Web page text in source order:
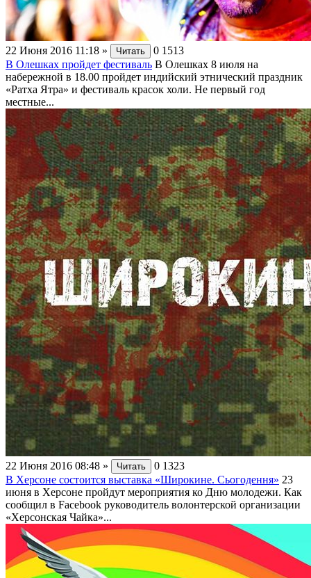
22 Июня 2016 11:18 » Читать 0 1513
В Олешках пройдет фестиваль В Олешках 8 июля на
набережной в 18.00 пройдет индийский этнический праздник
«Ратха Ятра» и фестиваль красок холи. Не первый год
местные...
22 Июня 2016 08:48 » Читать 0 1323
В Херсоне состоится выставка «Широкине. Сьогодення» 23
июня в Херсоне пройдут мероприятия ко Дню молодежи. Как
сообщил в Facebook руководитель волонтерской организации
«Херсонская Чайка»...